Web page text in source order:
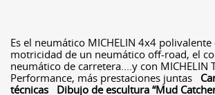
Es el neumático MICHELIN 4x4
motricidad de un neumático off-road, el
neumático de carretera....y con MICHELIN
Performance, más prestaciones juntas
técnicas
Dibujo de escultura “Mud